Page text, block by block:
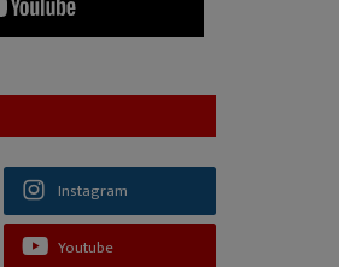
Instagram
Youtube